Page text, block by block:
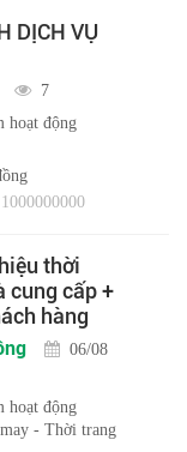
DỊCH VỤ
7
hoạt động
1000000000
thời
cung cấp +
hàng
06/08
hoạt động
- Thời trang